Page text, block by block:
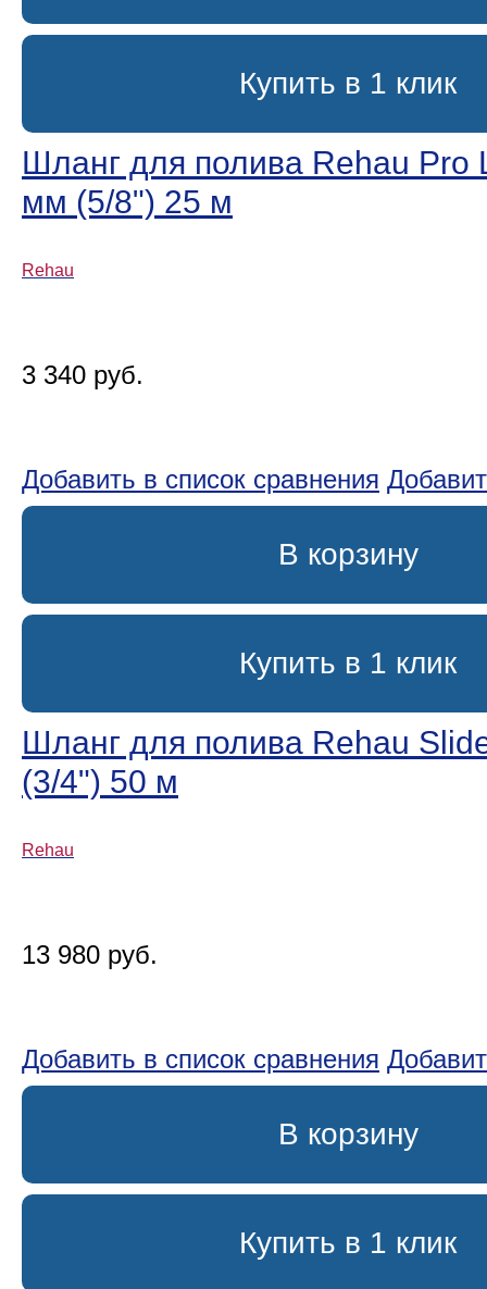
Купить в 1 клик
Шланг для полива Rehau Pro
мм (5/8ʺ) 25 м
Rehau
3 340 руб.
Добавить в список сравнения
В корзину
Купить в 1 клик
Шланг для полива Rehau
(3/4ʺ) 50 м
Rehau
13 980 руб.
Добавить в список сравнения
В корзину
Купить в 1 клик